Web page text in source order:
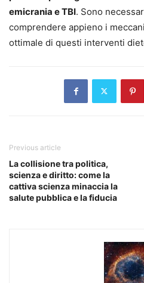
emicrania e TBI. Sono
comprendere appieno i
ottimale di questi interventi
Previous article
La collisione tra politica,
scienza e diritto: come la
cattiva scienza minaccia la
salute pubblica e la fiducia